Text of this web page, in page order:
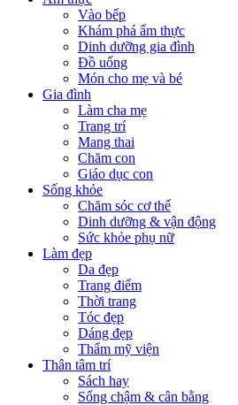
Vào bếp
Khám phá ẩm thực
Dinh dưỡng gia đình
Đồ uống
Món cho mẹ và bé
Gia đình
Làm cha mẹ
Trang trí
Mang thai
Chăm con
Giáo dục con
Sống khỏe
Chăm sóc cơ thể
Dinh dưỡng & vận động
Sức khỏe phụ nữ
Làm đẹp
Da đẹp
Trang điểm
Thời trang
Tóc đẹp
Dáng đẹp
Thẩm mỹ viện
Thân tâm trí
Sách hay
Sống chậm & cân bằng